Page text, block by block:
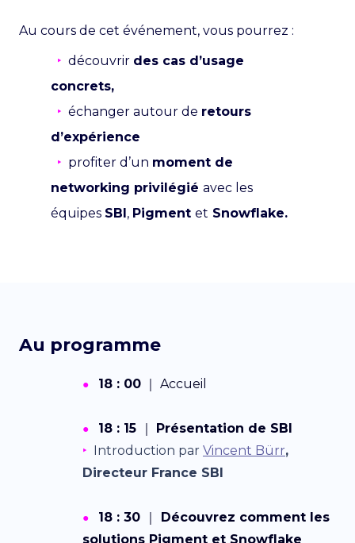
Au cours de cet événement, vous pourrez :
‣ découvrir des cas d’usage
concrets,
‣ échanger autour de retours
d’expérience
‣ profiter d’un moment de
networking privilégié avec les
équipes SBI , Pigment et Snowflake.
Au programme
● 18 : 00 Accueil
● 18 : 15
Présentation de SBI
‣
Introduction par Vincent Bürr,
Directeur France SBI
● 18 : 30
Découvrez comment les
solutions Pigment et Snowflake